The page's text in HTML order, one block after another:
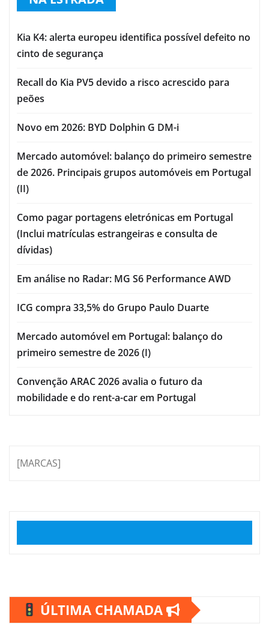
Kia K4: alerta europeu identifica possível defeito no
cinto de segurança
Recall do Kia PV5 devido a risco acrescido para
peões
Novo em 2026: BYD Dolphin G DM-i
Mercado automóvel: balanço do primeiro semestre
de 2026. Principais grupos automóveis em Portugal
(II)
Como pagar portagens eletrónicas em Portugal
(Inclui matrículas estrangeiras e consulta de
dívidas)
Em análise no Radar: MG S6 Performance AWD
ICG compra 33,5% do Grupo Paulo Duarte
Mercado automóvel em Portugal: balanço do
primeiro semestre de 2026 (I)
Convenção ARAC 2026 avalia o futuro da
mobilidade e do rent-a-car em Portugal
[MARCAS]
ÚLTIMA CHAMADA